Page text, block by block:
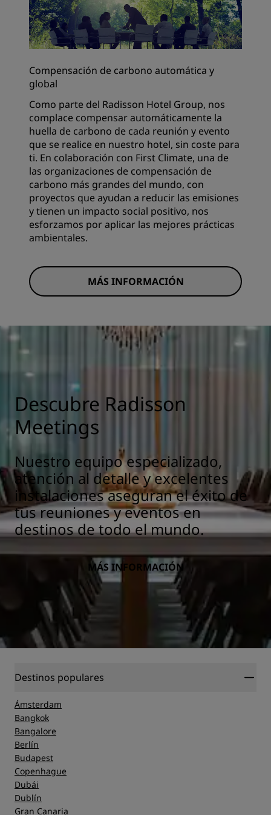
Compensación de carbono automática y
global
Como parte del Radisson Hotel Group, nos
complace compensar automáticamente la
huella de carbono de cada reunión y evento
que se realice en nuestro hotel, sin coste para
ti. En colaboración con First Climate, una de
las organizaciones de compensación de
carbono más grandes del mundo, con
proyectos que ayudan a reducir las emisiones
y tienen un impacto social positivo, nos
esforzamos por aplicar las mejores prácticas
ambientales.
MÁS INFORMACIÓN
Descubre Radisson
Meetings
Nuestro equipo especializado,
atención al detalle y excelentes
instalaciones aseguran el éxito de
tus reuniones y eventos en
destinos de todo el mundo.
MÁS INFORMACIÓN
Destinos populares
Ámsterdam
Bangkok
Bangalore
Berlín
Budapest
Copenhague
Dubái
Dublín
Gran Canaria